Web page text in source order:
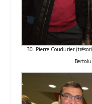
30. Pierre Coudurier